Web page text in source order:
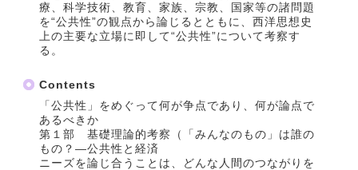
療、科学技術、教育、家族、宗教、国家等の諸問題
を“公共性”の観点から論じるとともに、西洋思想史
上の主要な立場に即して“公共性”について考察す
る。
Contents
「公共性」をめぐって何が争点であり、何が論点で
あるべきか
第１部 基礎理論的考察（「みんなのもの」は誰の
もの？―公共性と経済
ニーズを論じ合うことは、どんな人間のつながりを